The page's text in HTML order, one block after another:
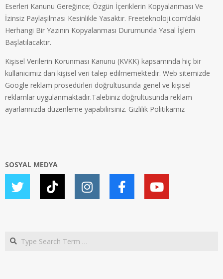
Eserleri Kanunu Gereğince; Özgün İçeriklerin Kopyalanması Ve
İzinsiz Paylaşılması Kesinlikle Yasaktır. Freeteknoloji.com’daki
Herhangi Bir Yazının Kopyalanması Durumunda Yasal İşlem
Başlatılacaktır.
Kişisel Verilerin Korunması Kanunu (KVKK) kapsamında hiç bir
kullanıcımız dan kişisel veri talep edilmemektedir. Web sitemizde
Google reklam prosedürleri doğrultusunda genel ve kişisel
reklamlar uygulanmaktadır.Talebiniz doğrultusunda reklam
ayarlarınızda düzenleme yapabilirsiniz. Gizlilik Politikamız
SOSYAL MEDYA
Search